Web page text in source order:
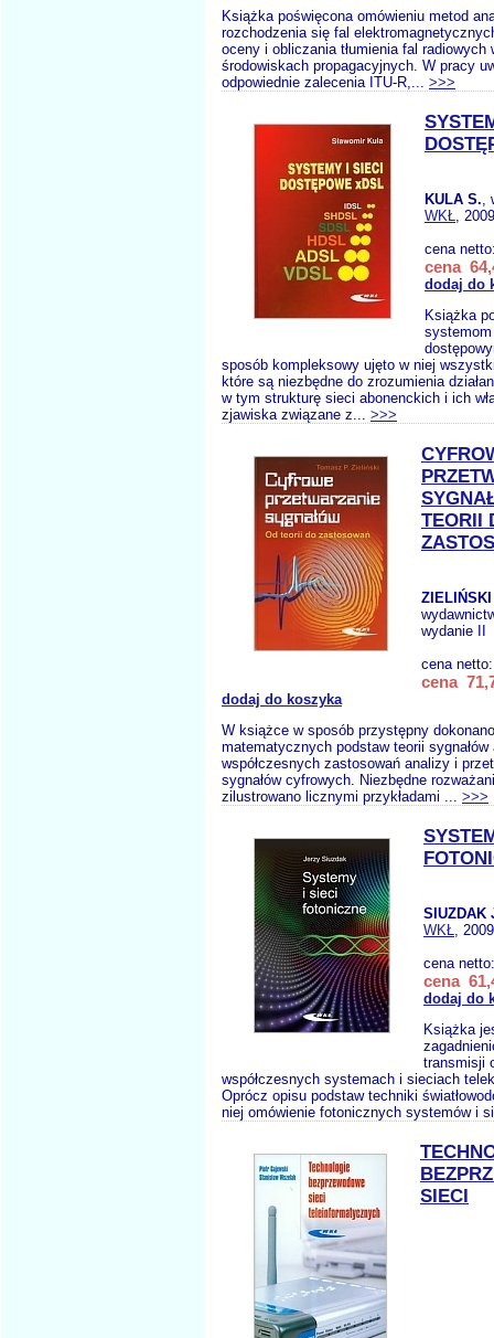
Książka poświęcona omówieniu metod
rozchodzenia się fal
oceny i obliczania tłumienia fal radiowych
środowiskach propagacyjnych. W pracy
odpowiednie zalecenia ITU-R,... >>>
KULA S.,
WKŁ,
cena
cena
dodaj do
Książka
sposób kompleksowy ujęto w niej
które są niezbędne do zrozumienia
w tym strukturę sieci abonenckich i ich
zjawiska związane z... >>>
TEORII
ZIELIŃSKI
wydanie II
cena
cena
dodaj do koszyka
W książce w sposób przystępny
matematycznych podstaw teorii sygnałów
współczesnych zastosowań analizy i
sygnałów cyfrowych. Niezbędne
zilustrowano licznymi przykładami ... >>>
SIUZDAK
WKŁ,
cena
cena
dodaj do
Książka
transmisji
współczesnych systemach i sieciach
Oprócz opisu podstaw techniki
niej omówienie fotonicznych systemów i
SIECI